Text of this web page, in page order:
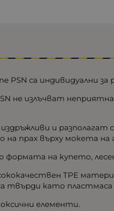
PSN са индивидуални
не излъчват
издръжливи и
на прах върху мокета
формата на купето,
TPE
твърди като пластмаса
елементи.